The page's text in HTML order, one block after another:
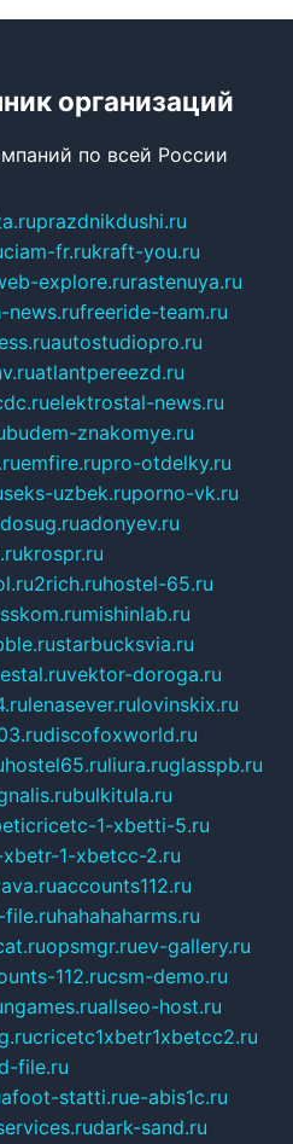
организаций
по всей России
prazdnikdushi.ru
ciam-fr.rukraft-you.ru
explore.rurastenuya.ru
news.rufreeride-team.ru
autostudiopro.ru
atlantpereezd.ru
elektrostal-news.ru
budem-znakomye.ru
emfire.rupro-otdelky.ru
seks-uzbek.ruporno-vk.ru
adonyev.ru
krospr.ru
2rich.ruhostel-65.ru
mishinlab.ru
starbucksvia.ru
vektor-doroga.ru
lenasever.rulovinskix.ru
discofoxworld.ru
hostel65.ruliura.ruglasspb.ru
bulkitula.ru
1-xbetti-5.ru
1-xbetcc-2.ru
accounts112.ru
hahahaharms.ru
opsmgr.ruev-gallery.ru
112.rucsm-demo.ru
allseo-host.ru
cricetc1xbetr1xbetcc2.ru
file.ru
statti.rue-abis1c.ru
dark-sand.ru